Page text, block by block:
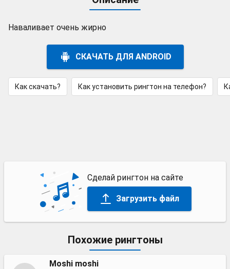
Наваливает очень жирно
СКАЧАТЬ ДЛЯ ANDROID
Как скачать? Как установить рингтон на телефон?
Сделай рингтон на сайте
Загрузить файл
Похожие рингтоны
Moshi moshi